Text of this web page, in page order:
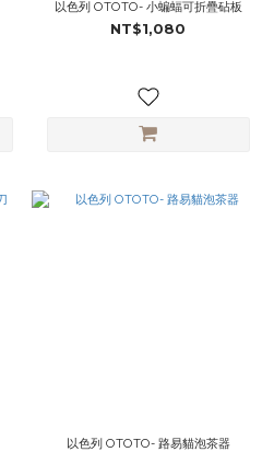
以色列 OTOTO- 小蝙蝠可折疊砧板
NT$1,080
以色列 OTOTO- 路易貓泡茶器